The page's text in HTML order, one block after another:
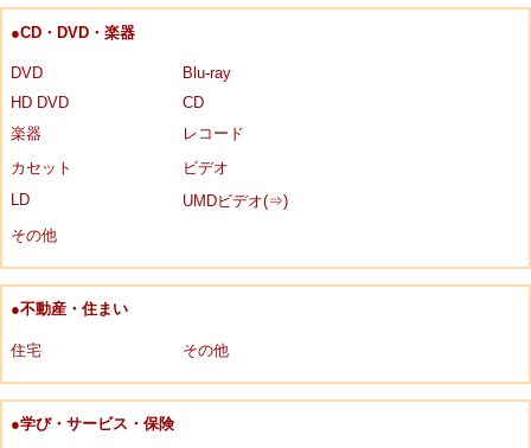
●CD・DVD・楽器
DVD
Blu-ray
HD DVD
CD
楽器
レコード
カセット
ビデオ
LD
UMDビデオ(⇒)
その他
●不動産・住まい
住宅 その他
●学び・サービス・保険